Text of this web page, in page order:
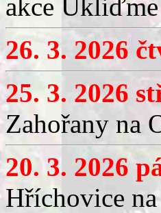
akce
26. 3. 2026
25. 3. 2026
Zahořany na
20. 3. 2026
Hříchovice